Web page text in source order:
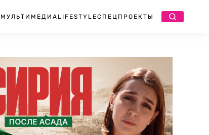
МУЛЬТИМЕДИА LIFESTYLEСПЕЦПРОЕКТЫ